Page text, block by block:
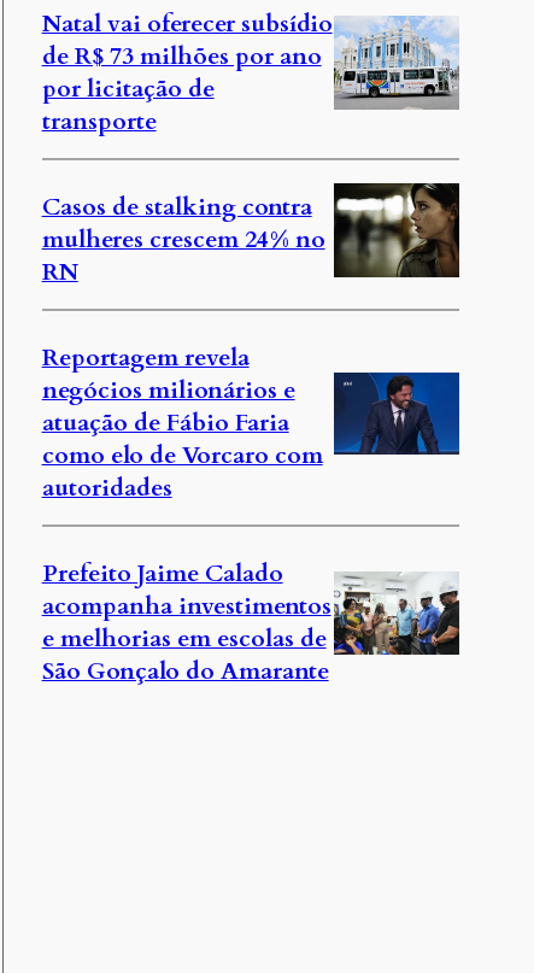
Natal vai oferecer subsídio
de R$ 73 milhões por ano
por licitação de
transporte
Casos de stalking contra
mulheres crescem 24% no
RN
Reportagem revela
negócios milionários e
atuação de Fábio Faria
como elo de Vorcaro com
autoridades
Prefeito Jaime Calado
acompanha investimentos
e melhorias em escolas de
São Gonçalo do Amarante